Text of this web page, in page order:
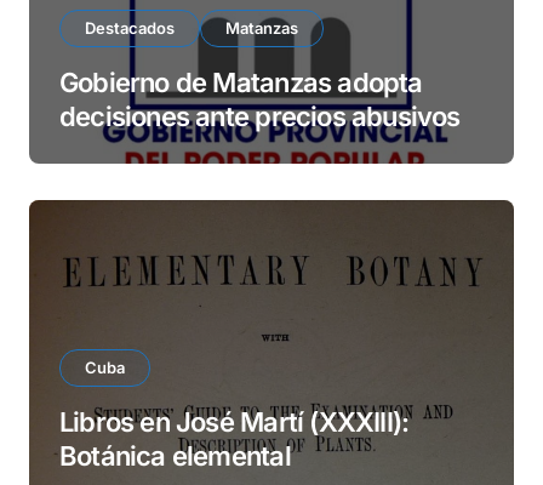
Destacados Matanzas
Gobierno de Matanzas adopta
decisiones ante precios abusivos
Cuba
Libros en José Martí (XXXIII):
Botánica elemental